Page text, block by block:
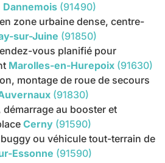
Dannemois (91490)
zone urbaine dense, centre-
sur-Juine (91850)
vous planifié pour
Marolles-en-Hurepoix (91630)
montage de roue de secours
(91830)
au booster et
Cerny (91590)
ou véhicule tout-terrain de
Essonne (91590)